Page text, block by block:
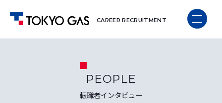
CAREER RECRUITMENT
PEOPLE
転職者インタビュー